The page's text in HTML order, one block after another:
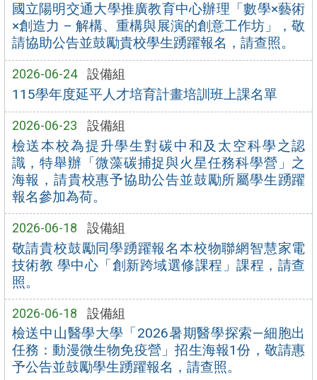
國立陽明交通大學推廣教育中心辦理「數學×藝術
×創造力 – 解構、重構與展演的創意工作坊」，敬
請協助公告並鼓勵貴校學生踴躍報名，請查照。
2026-06-24 設備組
115學年度延平人才培育計畫培訓班上課名單
2026-06-23 設備組
檢送本校為提升學生對碳中和及太空科學之認
識，特舉辦「微藻碳捕捉與火星任務科學營」之
海報，請貴校惠予協助公告並鼓勵所屬學生踴躍
報名參加為荷。
2026-06-18 設備組
敬請貴校鼓勵同學踴躍報名本校物聯網智慧家電
技術教 學中心「創新跨域選修課程」課程，請查
照。
2026-06-18 設備組
檢送中山醫學大學「2026暑期醫學探索—細胞出
任務：動漫微生物免疫營」招生海報1份，敬請惠
予公告並鼓勵學生踴躍報名，請查照。